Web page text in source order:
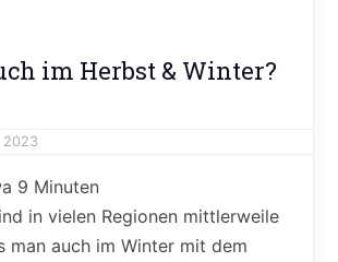
im Herbst & Winter?
2023
9 Minuten
in vielen Regionen mittlerweile
man auch im Winter mit dem